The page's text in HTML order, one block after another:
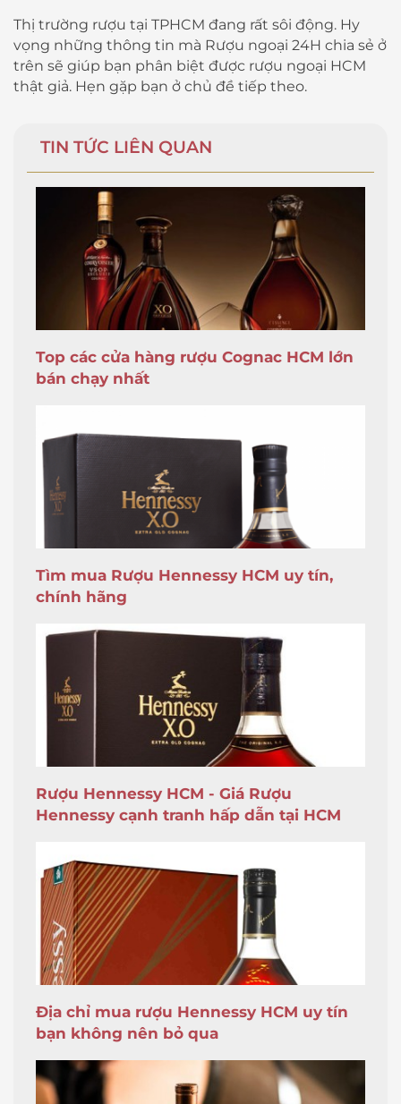
Thị trường rượu tại TPHCM đang rất sôi động. Hy
vọng những thông tin mà Rượu ngoại 24H chia sẻ ở
trên sẽ giúp bạn phân biệt được rượu ngoại HCM
thật giả. Hẹn gặp bạn ở chủ đề tiếp theo.
TIN TỨC LIÊN QUAN
Top các cửa hàng rượu Cognac HCM lớn
bán chạy nhất
Tìm mua Rượu Hennessy HCM uy tín,
chính hãng
Rượu Hennessy HCM - Giá Rượu
Hennessy cạnh tranh hấp dẫn tại HCM
Địa chỉ mua rượu Hennessy HCM uy tín
bạn không nên bỏ qua